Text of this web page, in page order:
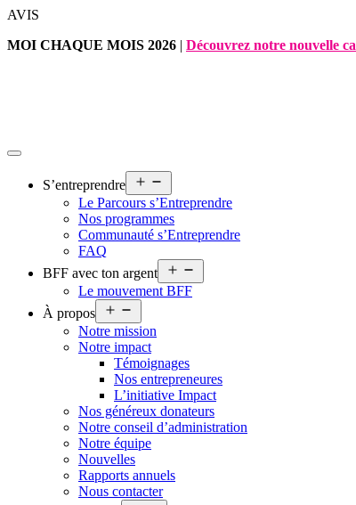
Aller
contenu
AVIS
MOI CHAQUE MOIS 2026 | Découvrez notre nouvelle
S’entreprendre
le
menu
Le Parcours s’Entreprendre
Nos programmes
Communauté s’Entreprendre
FAQ
BFF avec ton argent
le
Le mouvement BFF
À propos
le
menu
Notre mission
Notre impact
Témoignages
Nos entrepreneures
L’initiative Impact
Nos généreux donateurs
Notre conseil d’administration
Notre équipe
Nouvelles
Rapports annuels
Nous contacter